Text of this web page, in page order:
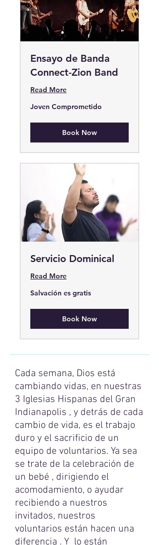
Ensayo de Banda
Connect-Zion Band
Read More
Joven
Comprometido
Joven Comprometido
Book Now
Servicio Dominical
Read More
Salvación
es
Salvación es gratis
Book Now
Cada semana, Dios está
cambiando vidas, en nuestras
3 Iglesias Hispanas del Gran
Indianapolis , y detrás de cada
cambio de vida, es el trabajo
duro y el sacrificio de un
equipo de voluntarios. Ya sea
se trate de la celebración de
un bebé , dirigiendo el
acomodamiento, o ayudar
recibiendo a nuestros
invitados, nuestros
voluntarios están hacen una
diferencia . Y lo están